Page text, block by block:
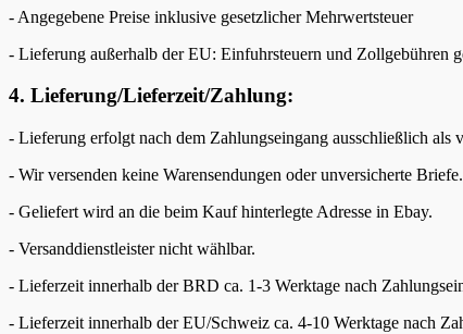
- Angegebene Preise inklusive gesetzlicher Mehrwertsteuer
- Lieferung außerhalb der EU: Einfuhrsteuern und Zollgebühren
4. Lieferung/Lieferzeit/Zahlung:
- Lieferung erfolgt nach dem Zahlungseingang ausschließlich als
- Wir versenden keine Warensendungen oder unversicherte Briefe.
- Geliefert wird an die beim Kauf hinterlegte Adresse in Ebay.
- Versanddienstleister nicht wählbar.
- Lieferzeit innerhalb der BRD ca. 1-3 Werktage nach
- Lieferzeit innerhalb der EU/Schweiz ca. 4-10 Werktage nach